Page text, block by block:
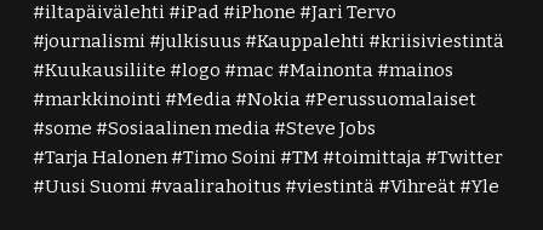
iltapäivälehti
iPad iPhone
Jari Tervo
journalismi
julkisuus Kauppalehti
kriisiviestintä
Kuukausiliite
logo mac Mainonta
mainos
markkinointi
Media Nokia
Perussuomalaiset
some
Sosiaalinen media
Steve Jobs
Tarja Halonen
Timo Soini TM toimittaja
Twitter
Uusi Suomi
vaalirahoitus viestintä Vihreät Yle